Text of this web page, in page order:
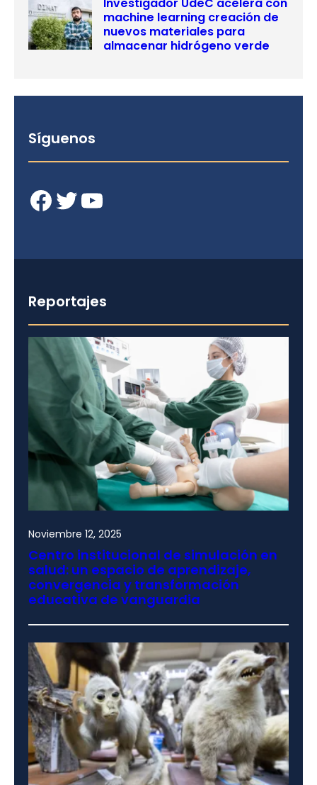
machine learning creación de
nuevos materiales para
almacenar hidrógeno verde
Síguenos
Facebook Twitter YouTube
Reportajes
Noviembre 12, 2025
Centro institucional de simulación en
salud: un espacio de aprendizaje,
convergencia y transformación
educativa de vanguardia